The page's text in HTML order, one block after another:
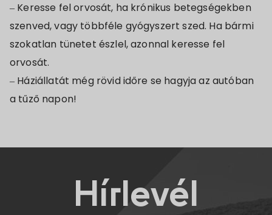
– Keresse fel orvosát, ha krónikus betegségekben
szenved, vagy többféle gyógyszert szed. Ha bármi
szokatlan tünetet észlel, azonnal keresse fel
orvosát.
– Háziállatát még rövid időre se hagyja az autóban
a tűző napon!
Hírlevél